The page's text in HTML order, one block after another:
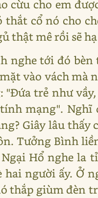
cừu cho em
thắt cổ nó cho
thật mê rồi sẽ
nghe tới đó
vào vách mà
"Đứa trẻ như
mạng". Nghĩ
Giây lâu thấy
Tưởng Bình
Ngại Hổ nghe la
hai người ấy. Ở
thắp giùm đèn